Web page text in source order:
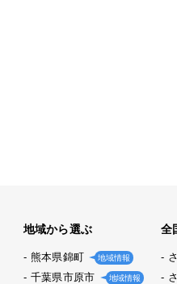
地域から選ぶ
熊本県錦町 地域情報
千葉県市原市 地域情報
全